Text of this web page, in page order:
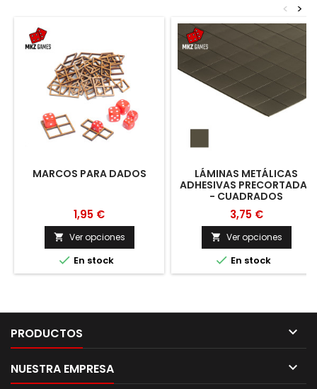
>
<
MARCOS PARA DADOS
1,95 €
 Ver opciones
 En stock
LÁMINAS METÁLICAS
ADHESIVAS PRECORTADAS
- CUADRADOS
3,75 €
 Ver opciones
 En stock
PRODUCTOS 
NUESTRA EMPRESA 